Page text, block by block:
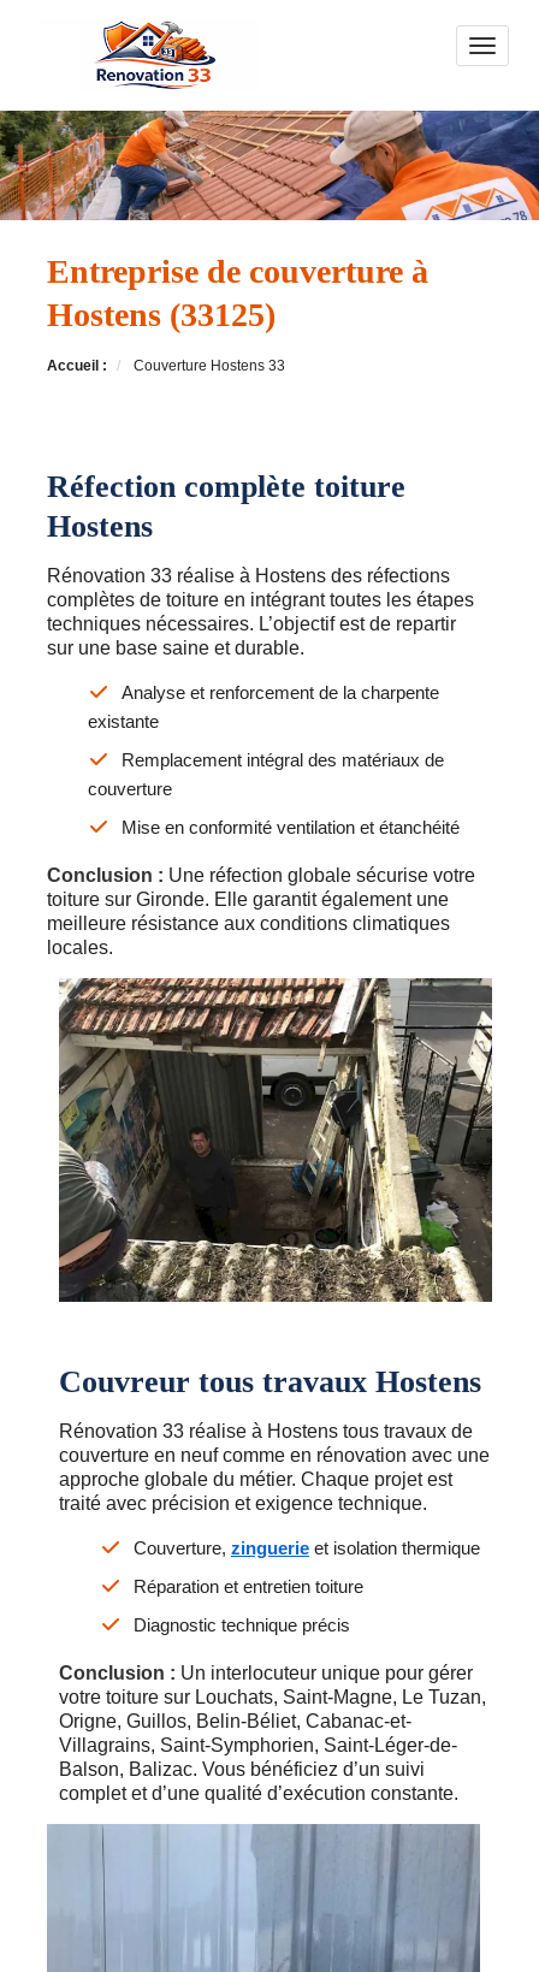
Toggle
Entreprise de couverture à
Hostens (33125)
Accueil : Couverture Hostens 33
Réfection complète toiture
Hostens
Rénovation 33 réalise à Hostens des réfections
complètes de toiture en intégrant toutes les étapes
techniques nécessaires. L’objectif est de repartir
sur une base saine et durable.
Analyse et renforcement de la charpente
existante
Remplacement intégral des matériaux de
couverture
Mise en conformité ventilation et étanchéité
Conclusion : Une réfection globale sécurise votre
toiture sur Gironde. Elle garantit également une
meilleure résistance aux conditions climatiques
locales.
Couvreur tous travaux Hostens
Rénovation 33 réalise à Hostens tous travaux de
couverture en neuf comme en rénovation avec une
approche globale du métier. Chaque projet est
traité avec précision et exigence technique.
Couverture, zinguerie et isolation thermique
Réparation et entretien toiture
Diagnostic technique précis
Conclusion : Un interlocuteur unique pour gérer
votre toiture sur Louchats, Saint-Magne, Le Tuzan,
Origne, Guillos, Belin-Béliet, Cabanac-et-
Villagrains, Saint-Symphorien, Saint-Léger-de-
Balson, Balizac. Vous bénéficiez d’un suivi
complet et d’une qualité d’exécution constante.